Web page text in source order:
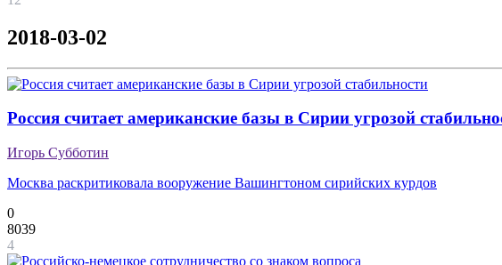
2018-03-02
Россия считает американские базы в Сирии угрозой
Игорь Субботин
Москва раскритиковала вооружение Вашингтоном сирийских курдов
0
8039
4